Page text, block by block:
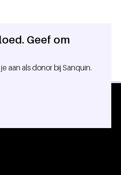
Geef om
aan als donor bij Sanquin.